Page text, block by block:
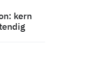
kern